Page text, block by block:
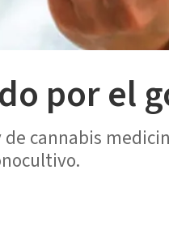
por el
cannabis